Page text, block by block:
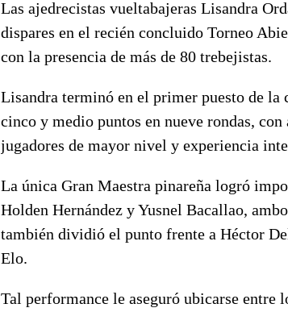
Las ajedrecistas vueltabajeras Lisandra
dispares en el recién concluido Torneo
con la presencia de más de 80 trebejistas.
Lisandra terminó en el primer puesto de
cinco y medio puntos en nueve rondas,
jugadores de mayor nivel y experiencia
La única Gran Maestra pinareña logró
Holden Hernández y Yusnel Bacallao,
también dividió el punto frente a Héctor
Elo.
Tal performance le aseguró ubicarse entre